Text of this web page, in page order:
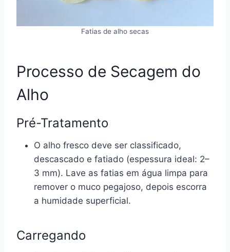
Fatias de alho secas
Processo de Secagem do
Alho
Pré-Tratamento
O alho fresco deve ser classificado,
descascado e fatiado (espessura ideal: 2–
3 mm). Lave as fatias em água limpa para
remover o muco pegajoso, depois escorra
a humidade superficial.
Carregando